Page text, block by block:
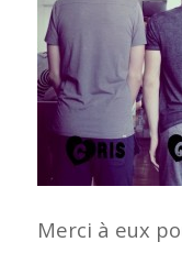
Merci à eux